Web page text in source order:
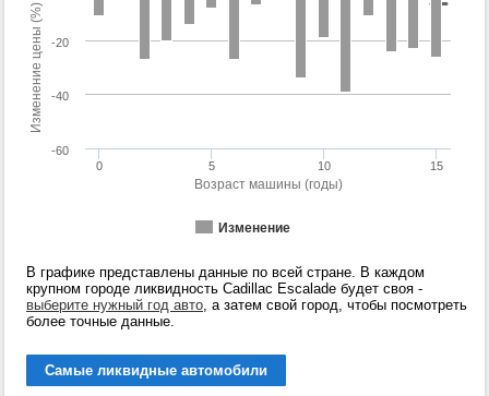
Возраст машины (годы)
Изменение цены (%)
Изменение
0 5 10 15
-40
-20
-60
В графике представлены данные по всей стране. В каждом
крупном городе ликвидность Cadillac Escalade будет своя -
выберите нужный год авто, а затем свой город, чтобы посмотреть
более точные данные.
Самые ликвидные автомобили